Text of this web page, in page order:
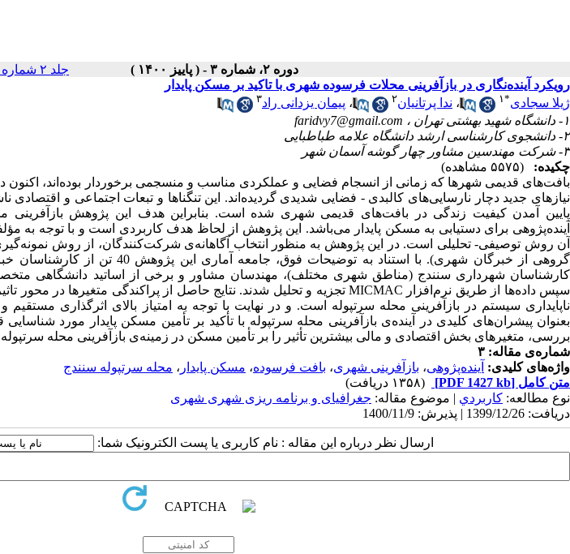
دوره ۲، شماره ۳ - ( پاییز ۱۴۰۰ ) جلد ۲ شماره ۳ صفحات ۴۹-۲۷
رویکرد آینده‌نگاری در بازآفرینی محلات فرسوده شهری با تاکید بر مسکن پایدار
ژیلا سجادی*۱ ، ندا پرتانیان۲ ، پیمان یزدانی راد۳
۱- دانشگاه شهید بهشتی تهران ،
faridvy7@gmail.com
۲- دانشجوی کارشناسی ارشد دانشگاه علامه طباطبایی
۳- شرکت مهندسین مشاور چهار گوشه آسمان شهر
چکیده:
(۵۵۷۵ مشاهده)
بافت‌های قدیمی شهرها که زمانی از انسجام فضایی و عملکردی مناسب و منسجمی برخوردار بوده‌اند،
نیازهای جدید دچار نارسایی‌های کالبدی - فضایی شدیدی گردیده‌اند. این تنگناها و تبعات اجتماعی و
پایین آمدن کیفیت زندگی در بافت‌های قدیمی شهری شده است. بنابراین هدف این پژوهش بازآفرینی
آینده‌پژوهی برای دستیابی به مسکن پایدار می‌باشد. این پژوهش از لحاظ هدف کاربردی است و با توجه به
آن روش توصیفی- تحلیلی است. در این پژوهش به منظور انتخاب آگاهانه‌ی شرکت‌کنندگان، از روش
گروهی از خبرگان شهری). با استناد به توضیحات
کارشناسان شهرداری سنندج (مناطق شهری مختلف)، مهندسان مشاور و برخی از اساتید دانشگاهی
سپس داده‌ها از طریق نرم‌افزار MICMACتجزیه و تحلیل شدند. نتایج حاصل از پراکندگی متغیرها در محور
بعنوان پیشران‌های کلیدی در آینده‌ی بازآفرینی محله سرتپوله با تأکید بر تأمین مسکن پایدار مورد
بررسی، متغیرهای بخش اقتصادی و مالی بیشترین تأثیر را بر تأمین مسکن در زمینه‌ی بازآفرینی محله سرتپوله
شماره‌ی مقاله: ۳
واژه‌های کلیدی: آینده‌پژوهی، بازآفرینی شهری، بافت فرسوده، مسکن پایدار ، محله سرتپوله سنندج
متن کامل [PDF 1427 kb]
(۱۳۵۸ دریافت)
نوع مطالعه: كاربردي | موضوع مقاله: جغرافیای و برنامه ریزی شهری شهری
دریافت: 1399/12/26 | پذیرش: 1400/11/9
ارسال نظر درباره این مقاله : نام کاربری یا پست الکترونیک شما: